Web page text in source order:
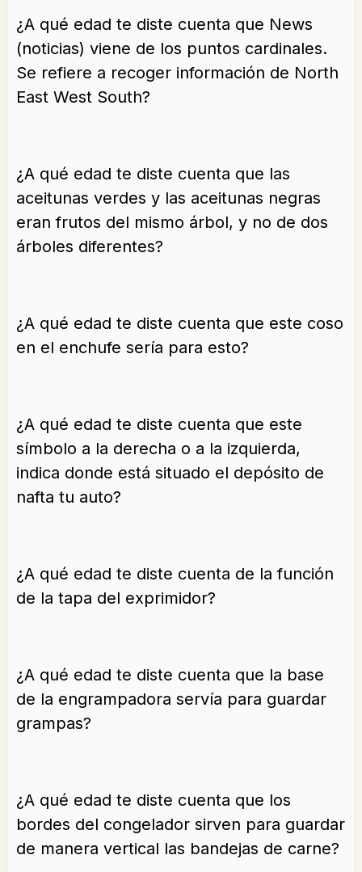
¿A qué edad te diste cuenta que News
(noticias) viene de los puntos cardinales.
Se refiere a recoger información de North
East West South?
¿A qué edad te diste cuenta que las
aceitunas verdes y las aceitunas negras
eran frutos del mismo árbol, y no de dos
árboles diferentes?
¿A qué edad te diste cuenta que este coso
en el enchufe sería para esto?
¿A qué edad te diste cuenta que este
símbolo a la derecha o a la izquierda,
indica donde está situado el depósito de
nafta tu auto?
¿A qué edad te diste cuenta de la función
de la tapa del exprimidor?
¿A qué edad te diste cuenta que la base
de la engrampadora servía para guardar
grampas?
¿A qué edad te diste cuenta que los
bordes del congelador sirven para guardar
de manera vertical las bandejas de carne?